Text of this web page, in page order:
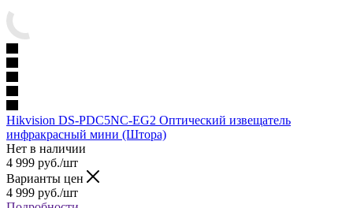
Hikvision DS-PDC5NC-EG2 Оптический извещатель
инфракрасный мини (Штора)
Нет в наличии
4 999 руб./шт
Варианты цен
4 999 руб./шт